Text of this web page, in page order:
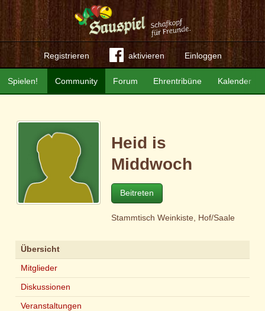
Registrieren aktivieren Einloggen
Community Forum Ehrentribüne Kalender
Spielen!
Heid is
Middwoch
Beitreten
Stammtisch Weinkiste, Hof/Saale
Übersicht
Mitglieder
Diskussionen
Veranstaltungen